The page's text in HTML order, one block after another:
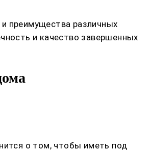
преимущества различных
и качество завершенных
о том, чтобы иметь под